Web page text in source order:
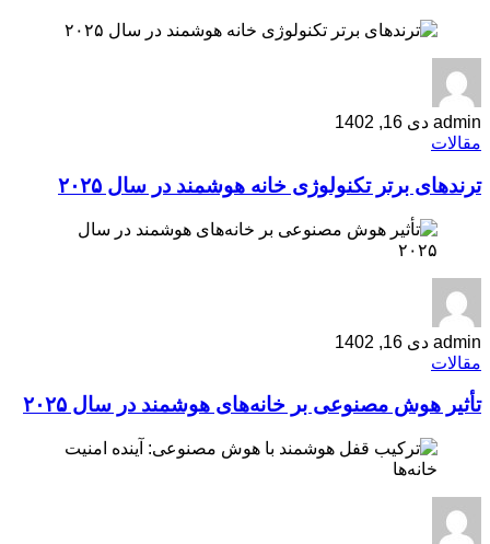
admin دی 16, 1402
مقالات
ترندهای برتر تکنولوژی خانه هوشمند در سال ۲۰۲۵
admin دی 16, 1402
مقالات
تأثیر هوش مصنوعی بر خانه‌های هوشمند در سال ۲۰۲۵